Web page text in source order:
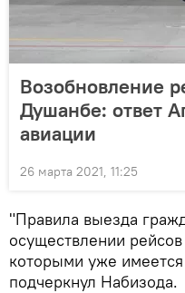
Возобновление
Душанбе: ответ
авиации
26 марта 2021, 11:25
"Правила выезда
осуществлении
которыми уже
подчеркнул Набизода.